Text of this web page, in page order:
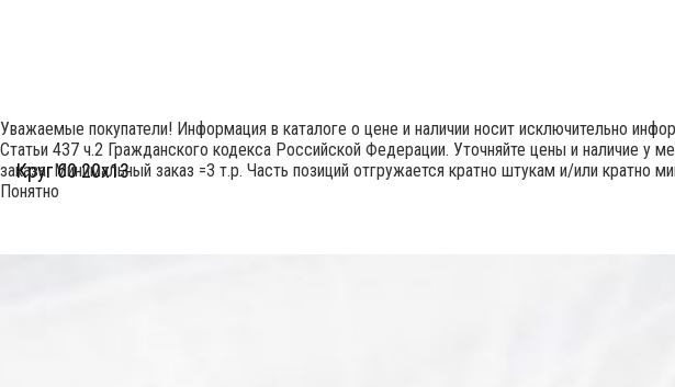
Круг 60 20х13
Уважаемые покупатели! Информация в каталоге о цене и наличии носит исключительно
Статьи 437 ч.2 Гражданского кодекса Российской Федерации. Уточняйте цены и наличие
заказа. Минимальный заказ =3 т.р. Часть позиций отгружается кратно штукам и/или кратно
Понятно